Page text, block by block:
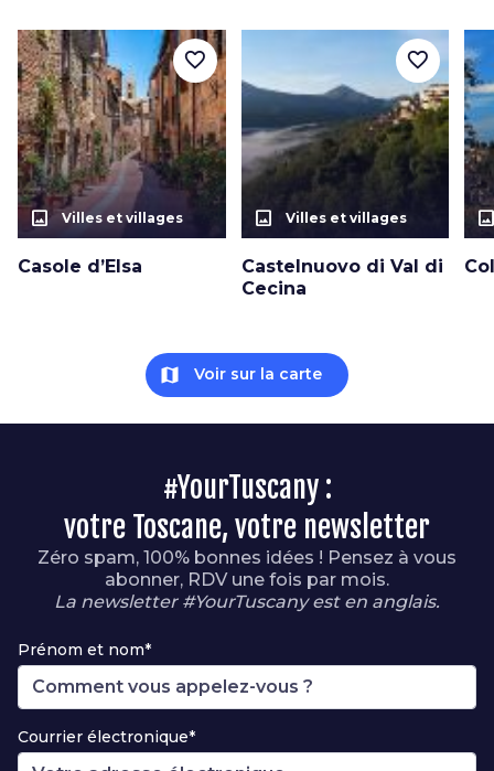
photo_size_select_actual Villes et villages
Casole d’Elsa
favorite_border
photo_size_select_actual Villes et villages
Castelnuovo di Val di
Cecina
favorite_border
map Voir sur la carte
#YourTuscany :
votre Toscane, votre newsletter
Zéro spam, 100% bonnes idées ! Pensez à vous
abonner, RDV une fois par mois.
La newsletter #YourTuscany est en anglais.
Prénom et nom*
Courrier électronique*